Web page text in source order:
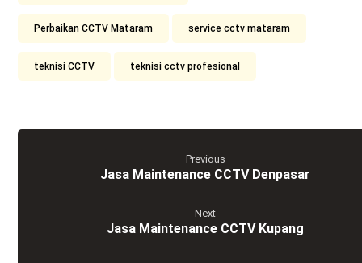
Perbaikan CCTV Mataram service cctv mataram
teknisi CCTV teknisi cctv profesional
Previous
Jasa Maintenance CCTV Denpasar
Next
Jasa Maintenance CCTV Kupang